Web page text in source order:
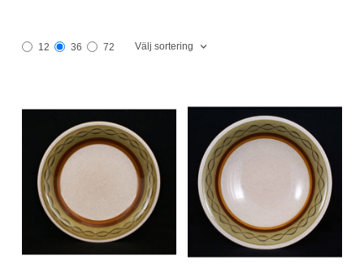
12 36 72 Välj sortering